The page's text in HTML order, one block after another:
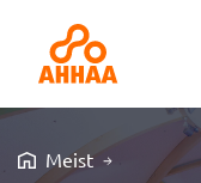
Meist